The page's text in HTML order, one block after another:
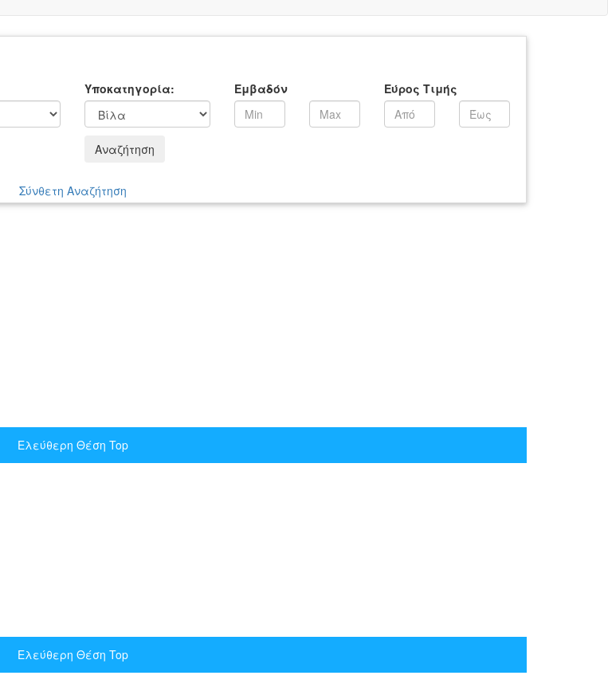
Υποκατηγορία: Εμβαδόν Εύρος Τιμής
Αναζήτηση
Σύνθετη Αναζήτηση
Ελεύθερη Θέση Top
Ελεύθερη Θέση Top